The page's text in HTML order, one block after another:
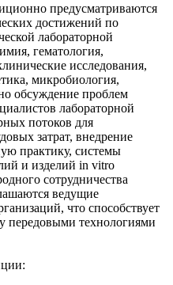
предусматриваются
достижений по
лабораторной
гематология,
исследования,
микробиология,
обсуждение проблем
лабораторной
потоков для
затрат, внедрение
практику, системы
и изделий in vitro
сотрудничества
ведущие
что способствует
технологиями